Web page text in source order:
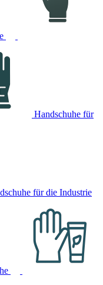
Handschuhe für
für die Industrie